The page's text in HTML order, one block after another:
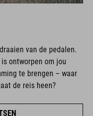
van de pedalen.
ontworpen om jou
te brengen – waar
de reis heen?